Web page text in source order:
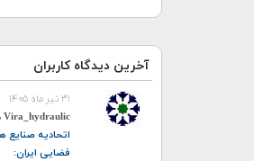
آخرین دیدگاه کاربران
۳۱ تیر ماه ۱۴۰۵
Vira_hydraulic
اتحادیه صنایع
فضایی ایران: